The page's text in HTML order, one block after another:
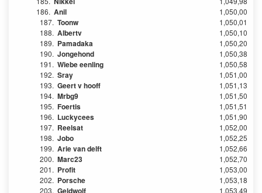
186. Anil
1,050,00
187. Toonw
1,050,01
188. Albertv
1,050,10
189. Pamadaka
1,050,20
190. Jongehond
1,050,38
191. Wiebe eenling
1,050,58
192. Sray
1,051,00
193. Geert v hooff
1,051,13
194. Mrbg9
1,051,50
195. Foertis
1,051,51
196. Luckycees
1,051,90
197. Reelsat
1,052,00
198. Jobo
1,052,25
199. Arie van delft
1,052,66
200. Marc23
1,052,70
201. Profit
1,053,00
202. Porsche
1,053,18
203. Geldwolf
1,053,49